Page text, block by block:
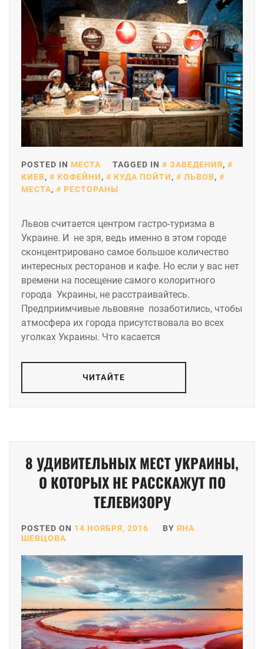
POSTED IN МЕСТА TAGGED IN ЗАВЕДЕНИЯ,
КИЕВ, КОФЕЙНИ, КУДА ПОЙТИ, ЛЬВОВ,
МЕСТА, РЕСТОРАНЫ
Львов считается центром гастро-туризма в
Украине. И не зря, ведь именно в этом городе
сконцентрировано самое большое количество
интересных ресторанов и кафе. Но если у вас нет
времени на посещение самого колоритного
города Украины, не расстраивайтесь.
Предприимчивые львовяне позаботились, чтобы
атмосфера их города присутствовала во всех
уголках Украины. Что касается
ЧИТАЙТЕ
8 УДИВИТЕЛЬНЫХ МЕСТ УКРАИНЫ,
О КОТОРЫХ НЕ РАССКАЖУТ ПО
ТЕЛЕВИЗОРУ
POSTED ON 14 НОЯБРЯ, 2016 BY ЯНА
ШЕВЦОВА